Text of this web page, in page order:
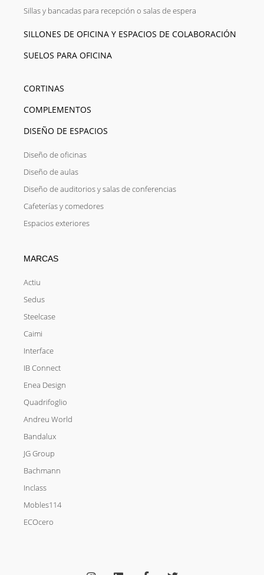
Sillas y bancadas para recepción o salas de espera
SILLONES DE OFICINA Y ESPACIOS DE COLABORACIÓN
SUELOS PARA OFICINA
CORTINAS
COMPLEMENTOS
DISEÑO DE ESPACIOS
Diseño de oficinas
Diseño de aulas
Diseño de auditorios y salas de conferencias
Cafeterías y comedores
Espacios exteriores
MARCAS
Actiu
Sedus
Steelcase
Caimi
Interface
IB Connect
Enea Design
Quadrifoglio
Andreu World
Bandalux
JG Group
Bachmann
Inclass
Mobles114
ECOcero